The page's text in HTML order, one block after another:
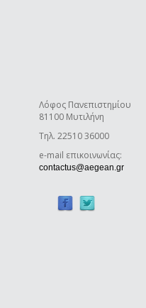
Λόφος Πανεπιστημίου
81100 Μυτιλήνη
Τηλ. 22510 36000
e-mail επικοινωνίας:
contactus@aegean.gr (link